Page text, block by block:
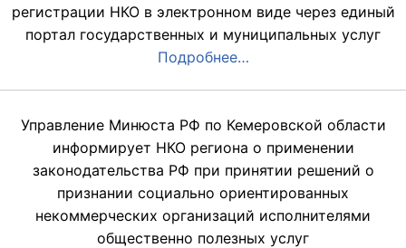
регистрации НКО в электронном виде через единый
портал государственных и муниципальных услуг
Подробнее…
Управление Минюста РФ по Кемеровской области
информирует НКО региона о применении
законодательства РФ при принятии решений о
признании социально ориентированных
некоммерческих организаций исполнителями
общественно полезных услуг